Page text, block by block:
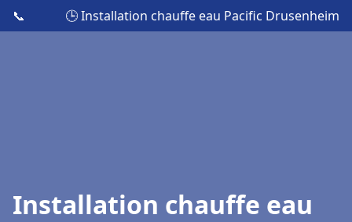
📞 🕒 Installation chauffe eau Pacific Drusenheim
Installation chauffe eau